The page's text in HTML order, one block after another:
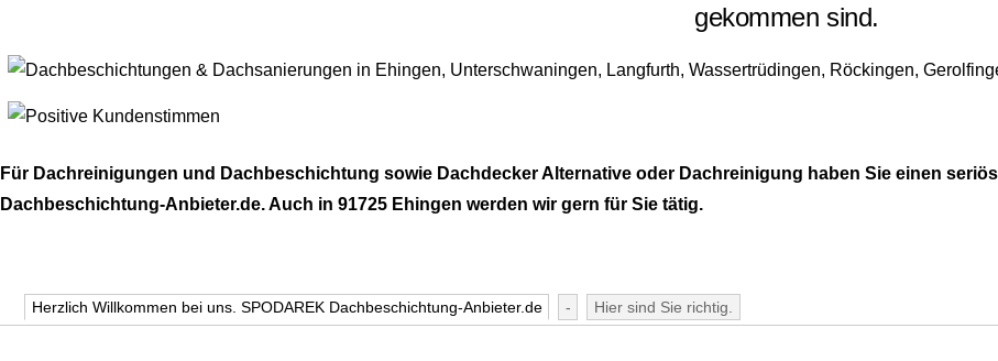
gekommen sind.
Für Dachreinigungen und Dachbeschichtung sowie Dachdecker Alternative oder Dachreinigung haben Sie einen
Dachbeschichtung-Anbieter.de. Auch in 91725 Ehingen werden wir gern für Sie tätig.
Herzlich Willkommen bei uns. SPODAREK Dachbeschichtung-Anbieter.de - Hier sind Sie richtig.